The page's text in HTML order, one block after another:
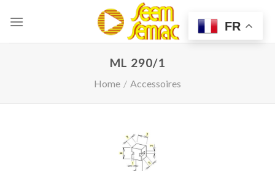
ML 290/1
Home / Accessoires
FR